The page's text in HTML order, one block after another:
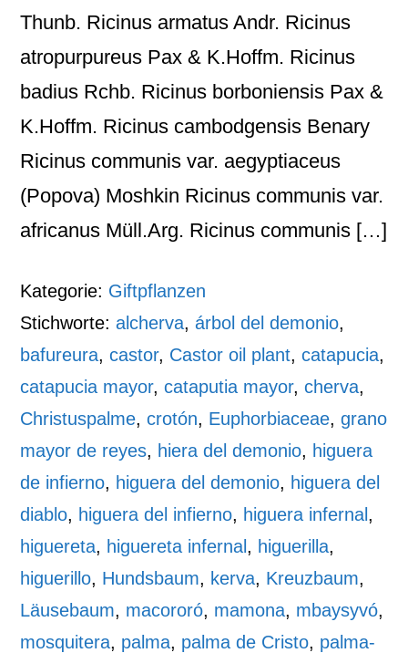
Thunb. Ricinus armatus Andr. Ricinus
atropurpureus Pax & K.Hoffm. Ricinus
badius Rchb. Ricinus borboniensis Pax &
K.Hoffm. Ricinus cambodgensis Benary
Ricinus communis var. aegyptiaceus
(Popova) Moshkin Ricinus communis var.
africanus Müll.Arg. Ricinus communis […]
Kategorie: Giftpflanzen
Stichworte:alcherva,árbol del demonio,
bafureura,castor, Castor oil plant,catapucia,
catapucia mayor,cataputia mayor,cherva,
Christuspalme,crotón, Euphorbiaceae,grano
mayor de reyes, hiera del demonio, higuera
de infierno, higuera del demonio, higuera del
diablo, higuera del infierno, higuera infernal ,
higuereta, higuereta infernal , higuerilla,
higuerillo, Hundsbaum, kerva, Kreuzbaum,
Läusebaum, macororó, mamona, mbaysyvó,
mosquitera, palma, palma de Cristo, palma-